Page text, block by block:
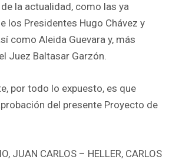
la actualidad, como las ya
los Presidentes Hugo Chávez y
como Aleida Guevara y, más
Juez Baltasar Garzón.
por todo lo expuesto, es que
del presente Proyecto de
JUAN CARLOS – HELLER, CARLOS